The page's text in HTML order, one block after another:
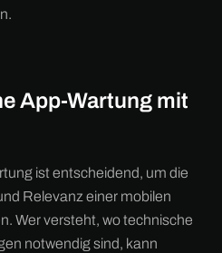
App-Wartung mit
ist entscheidend, um die
Relevanz einer mobilen
Wer versteht, wo technische
notwendig sind, kann